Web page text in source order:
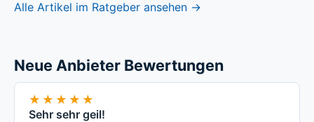
Alle Artikel im Ratgeber ansehen →
Neue Anbieter Bewertungen
★★★★★
★★★★★
Sehr sehr geil!